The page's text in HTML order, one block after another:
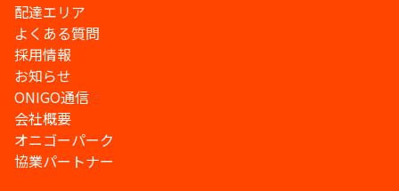
配達エリア
よくある質問
採用情報
お知らせ
ONIGO通信
会社概要
オニゴーパーク
協業パートナー